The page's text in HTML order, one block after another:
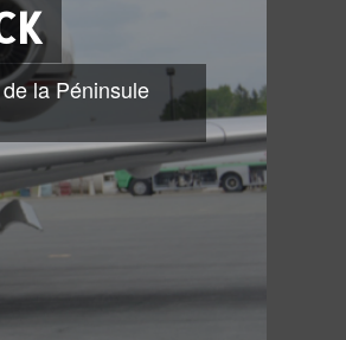
la Péninsule